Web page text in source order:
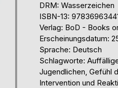
DRM: Wasserzeichen
ISBN-13:
Verlag: BoD - Books
Erscheinungsdatum:
Sprache: Deutsch
Schlagworte:
Jugendlichen, Gefühl
Intervention und